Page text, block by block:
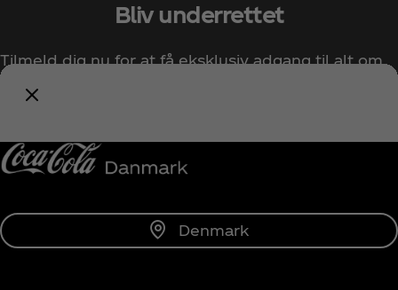
Bliv underrettet
Tilmeld dig nu for at få eksklusiv adgang til alt om
Denmark